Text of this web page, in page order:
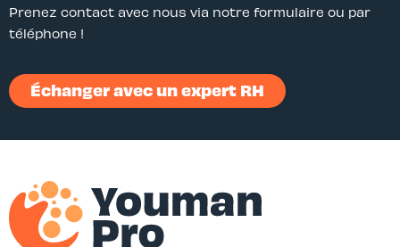
Prenez contact avec nous via notre formulaire ou par
téléphone !
Échanger avec un expert RH